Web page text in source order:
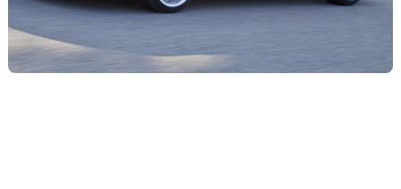
Services